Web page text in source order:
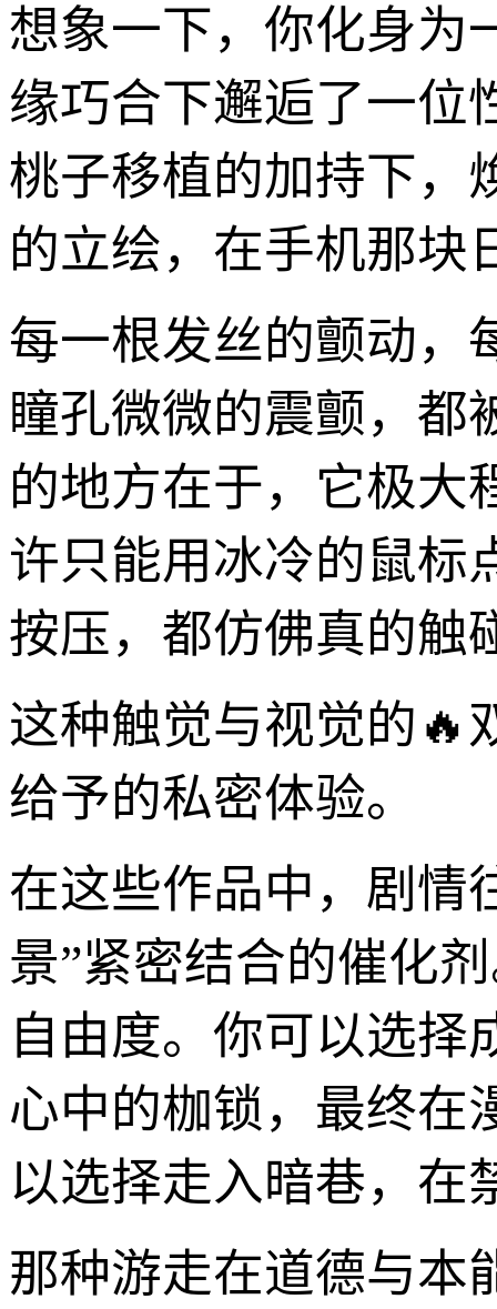
想象一下，你化身为
缘巧合下邂逅了一位
桃子移植的加持下，
的立绘，在手机那块
每一根发丝的颤动，
瞳孔微微的震颤，都
的地方在于，它极大
许只能用冰冷的鼠标
按压，都仿佛真的触
这种触觉与视觉的🔥
给予的私密体验。
在这些作品中，剧情
景”紧密结合的催化
自由度。你可以选择
心中的枷锁，最终在
以选择走入暗巷，在
那种游走在道德与本